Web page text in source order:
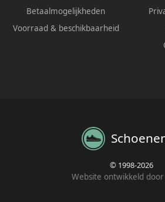
Betaalmogelijkheden
Voorraad & beschikbaarheid
© 1998-2026
Website ontwikkeld